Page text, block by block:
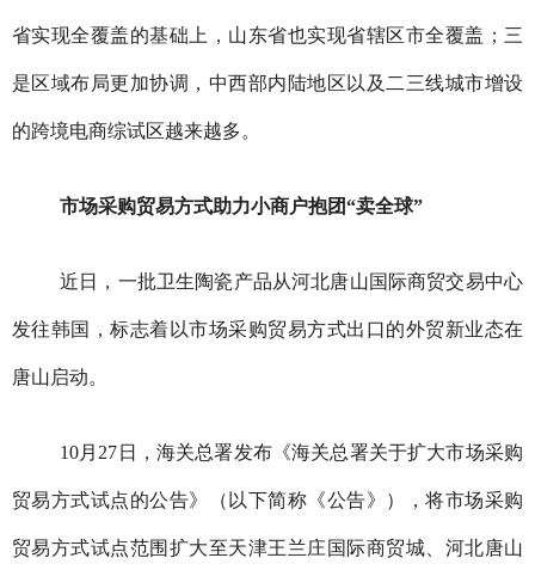
省实现全覆盖的基础上，山东省也实现省辖区市全覆盖；三
是区域布局更加协调，中西部内陆地区以及二三线城市增设
的跨境电商综试区越来越多。
市场采购贸易方式助力小商户抱团“卖全球”
近日，一批卫生陶瓷产品从河北唐山国际商贸交易中心
发往韩国，标志着以市场采购贸易方式出口的外贸新业态在
唐山启动。
10月27日，海关总署发布《海关总署关于扩大市场采购
贸易方式试点的公告》（以下简称《公告》），将市场采购
贸易方式试点范围扩大至天津王兰庄国际商贸城、河北唐山